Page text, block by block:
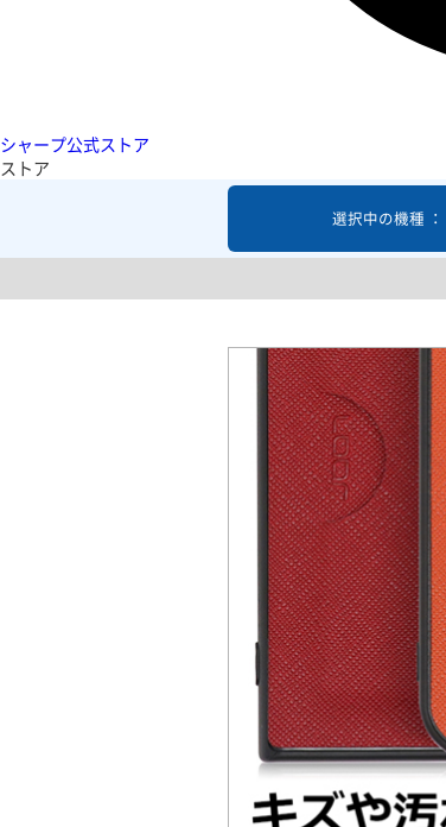
シャープ公式ストア
ストア
選択中の機種 ：